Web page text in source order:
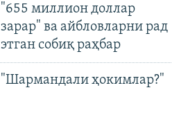
"655 миллион доллар
зарар" ва айбловларни рад
этган собиқ раҳбар
"Шармандали ҳокимлар?"